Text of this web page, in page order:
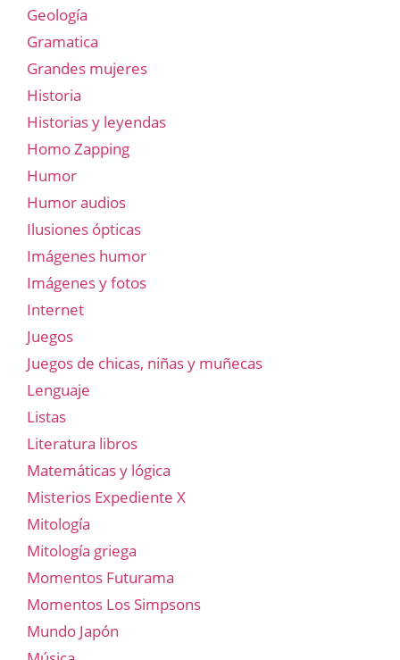
Geología
Gramatica
Grandes mujeres
Historia
Historias y leyendas
Homo Zapping
Humor
Humor audios
Ilusiones ópticas
Imágenes humor
Imágenes y fotos
Internet
Juegos
Juegos de chicas, niñas y muñecas
Lenguaje
Listas
Literatura libros
Matemáticas y lógica
Misterios Expediente X
Mitología
Mitología griega
Momentos Futurama
Momentos Los Simpsons
Mundo Japón